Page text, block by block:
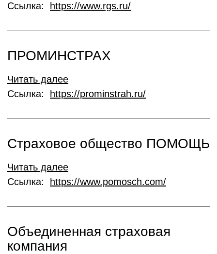
Ссылка:
https://www.rgs.ru/
ПРОМИНСТРАХ
Читать далее
Ссылка:
https://prominstrah.ru/
Страховое общество ПОМОЩЬ
Читать далее
Ссылка:
https://www.pomosch.com/
Объединенная страховая
компания